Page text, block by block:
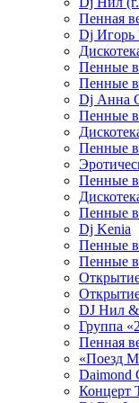
Пенная
Dj
Пенные
Пенные
Dj Анна
Пенные
Пенные
Пенные
Пенные
Dj Kenia
Пенные
Пенные
DJ Нил &
Группа
Пенная
«Поезд
Daimond
Концерт